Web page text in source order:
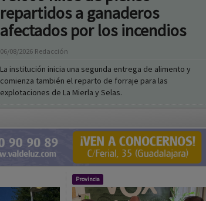
06/08/2026Redacción
La institución inicia una segunda entrega de alimento y
comienza también el reparto de forraje para las
explotaciones de La Mierla y Selas.
Provincia